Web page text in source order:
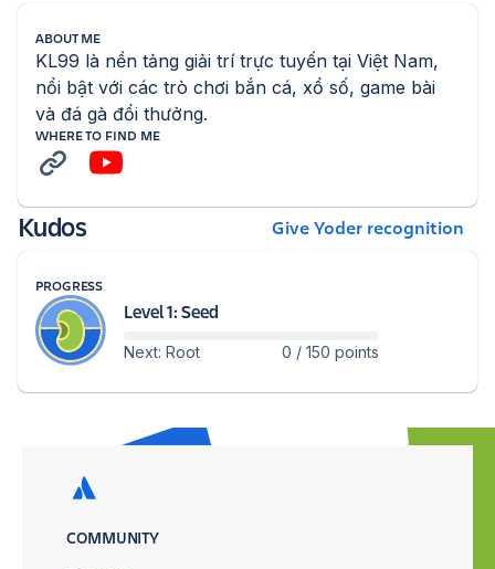
Kudos Give Yoder recognition
PROGRESS
Level 1: Seed
Next: Root 0 / 150 points
ABOUT ME
KL99 là nền tảng giải trí trực tuyến tại Việt Nam,
nổi bật với các trò chơi bắn cá, xổ số, game bài
và đá gà đổi thưởng.
WHERE TO FIND ME
COMMUNITY